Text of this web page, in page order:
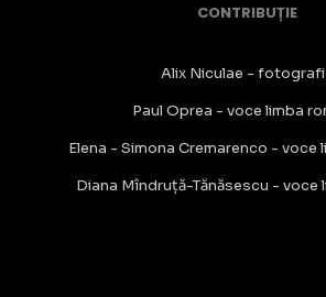
CONTRIBUȚIE
Alix Niculae -
Paul Oprea - voce limba
Elena - Simona Cremarenco - voce
Diana Mîndruță-Tănăsescu - voce